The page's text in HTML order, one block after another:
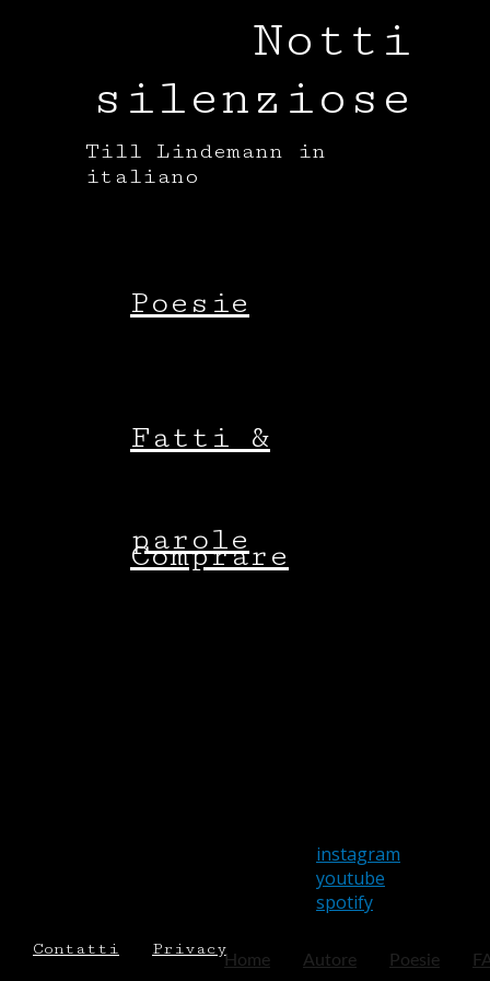
Contatti Privacy
Home Autore Poesie
Notti
silenziose
Till Lindemann in
italiano
Poesie
Fatti &
parole
Comprare
instagram
youtube
spotify